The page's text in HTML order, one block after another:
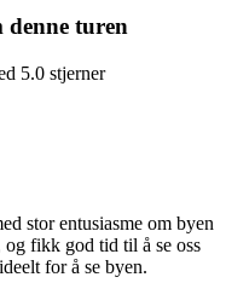
denne turen
5.0 stjerner
stor entusiasme om byen
og fikk god tid til å se oss
for å se byen.